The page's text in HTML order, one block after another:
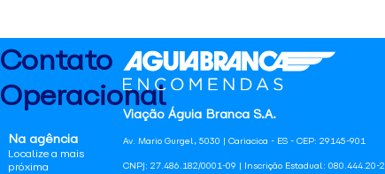
Viação Águia Branca S.A.
Av. Mario Gurgel, 5030 | Cariacica - ES - CEP: 29145-901
CNPJ: 27.486.182/0001-09 | Inscrição Estadual: 080.444.20-2
Contato
Operacional
Na agência
Localize a mais
próxima